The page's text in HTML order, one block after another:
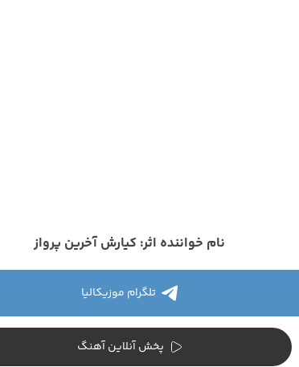
نام خواننده اثر: کیارش آخرین پرواز
تلگرام موزیکالیا
پخش آنلاین آهنگ